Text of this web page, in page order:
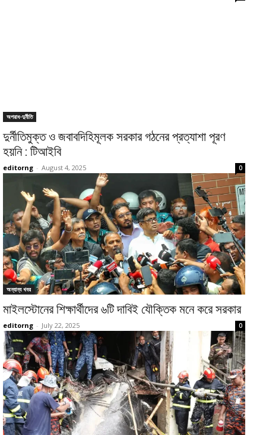
অপরাধ-দুর্নীতি
দুর্নীতিমুক্ত ও জবাবদিহিমূলক সরকার গঠনের প্রত্যাশা পূরণ
হয়নি : টিআইবি
editorng - August 4, 2025 0
অন্যান্য খবর
মাইলস্টোনের শিক্ষার্থীদের ৬টি দাবিই যৌক্তিক মনে করে সরকার
editorng - July 22, 2025 0